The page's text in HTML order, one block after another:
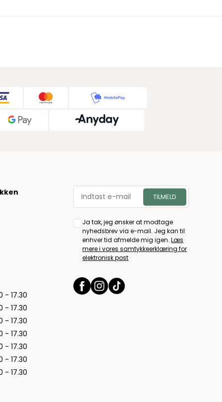
- 17.30
- 17.30
- 17.30
- 17.30
- 17.30
- 17.30
- 17.30
Ja tak, jeg ønsker at modtage
nyhedsbrev via e-mail. Jeg kan til
enhver tid afmelde mig igen.Læs
mere i vores samtykkeerklæring for
elektronisk post